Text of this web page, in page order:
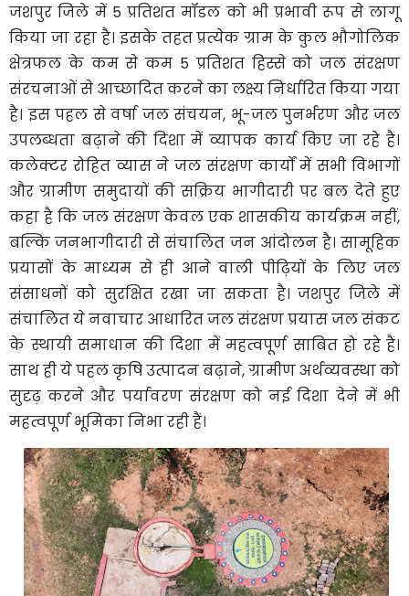
जशपुर जिले में 5 प्रतिशत मॉडल को भी प्रभावी रूप से लागू
किया जा रहा है। इसके तहत प्रत्येक ग्राम के कुल भौगोलिक
क्षेत्रफल के कम से कम 5 प्रतिशत हिस्से को जल संरक्षण
संरचनाओं से आच्छादित करने का लक्ष्य निर्धारित किया गया
है। इस पहल से वर्षा जल संचयन, भू-जल पुनर्भरण और जल
उपलब्धता बढ़ाने की दिशा में व्यापक कार्य किए जा रहे हैं।
कलेक्टर रोहित व्यास ने जल संरक्षण कार्यों में सभी विभागों
और ग्रामीण समुदायों की सक्रिय भागीदारी पर बल देते हुए
कहा है कि जल संरक्षण केवल एक शासकीय कार्यक्रम नहीं,
बल्कि जनभागीदारी से संचालित जन आंदोलन है। सामूहिक
प्रयासों के माध्यम से ही आने वाली पीढ़ियों के लिए जल
संसाधनों को सुरक्षित रखा जा सकता है। जशपुर जिले में
संचालित ये नवाचार आधारित जल संरक्षण प्रयास जल संकट
के स्थायी समाधान की दिशा में महत्वपूर्ण साबित हो रहे हैं।
साथ ही ये पहल कृषि उत्पादन बढ़ाने, ग्रामीण अर्थव्यवस्था को
सुदृढ़ करने और पर्यावरण संरक्षण को नई दिशा देने में भी
महत्वपूर्ण भूमिका निभा रही हैं।